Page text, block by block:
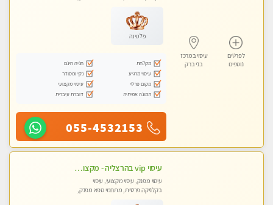
לפרטים
נוספים
עיסוי במרכז
בני ברק
פלטינה
מקלחת
חניה חינם
עיסוי מרגיע
נקי ומסודר
מקום פרטי
עיסוי מקצועי
תמונה אמיתית
דוברת עיברית
055-4532153
עיסוי vip בהרצליה - מקצועי ומפנק ומיוחד
עיסוי מפנק, עיסוי מקצועי, עיסוי
בקלניקה פרטית, מתחמי ספא מפנק,